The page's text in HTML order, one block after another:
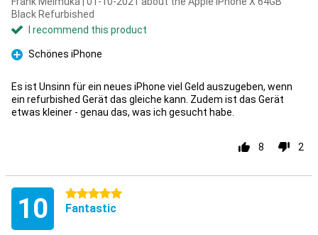
Black Refurbished
I recommend this product
Pro
Schönes iPhone
Es ist Unsinn für ein neues iPhone viel Geld auszugeben, wenn
ein refurbished Gerät das gleiche kann. Zudem ist das Gerät
etwas kleiner - genau das, was ich gesucht habe.
8 2
10 5 stars
Fantastic